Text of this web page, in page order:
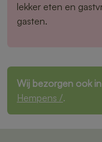
lekker eten en
gasten.
Wij bezorgen ook
Hempens /.